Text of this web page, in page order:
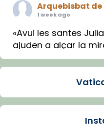
Arquebisbat de
1 week ago
«Avui les santes
ajuden a alçar la
Mons. Sergi Gordo,
Santes de Mataró.
🔗tinyurl.com/